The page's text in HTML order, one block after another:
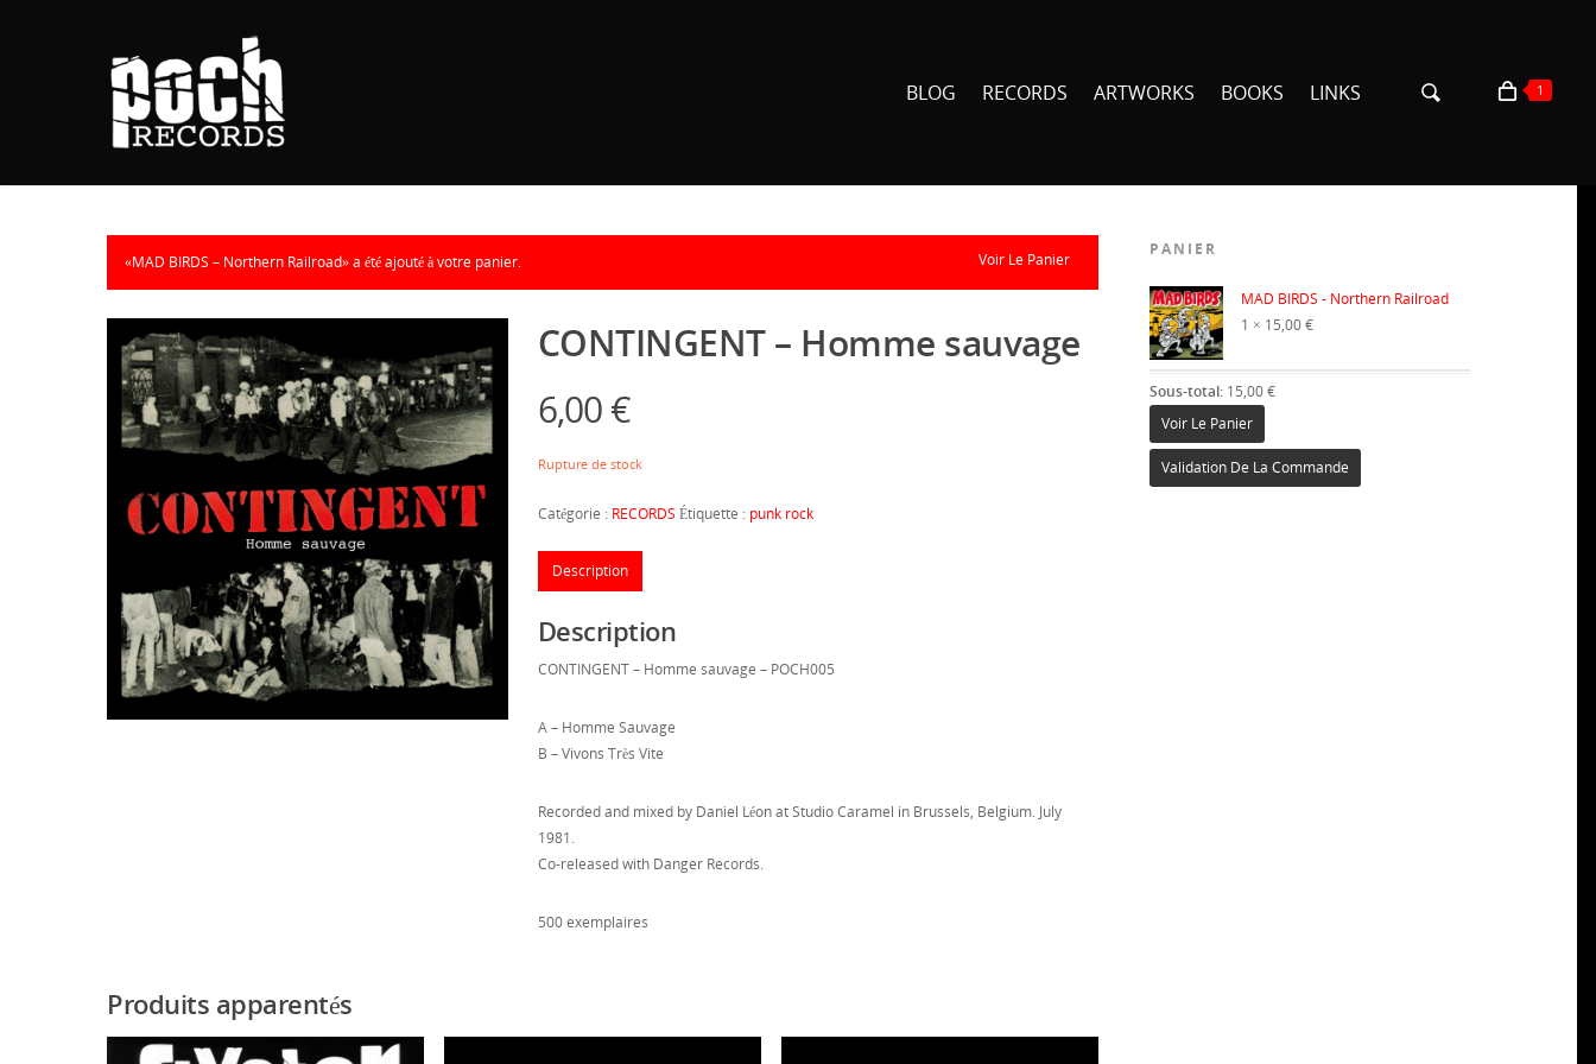
BLOG RECORDS ARTWORKS BOOKS LINKS 1
Voir Le Panier
«MAD BIRDS – Northern Railroad» a été ajouté à votre panier.
CONTINGENT – Homme sauvage
6,00€
Rupture de stock
Catégorie : RECORDS Étiquette : punk rock
Description
Description
CONTINGENT – Homme sauvage – POCH005
A – Homme Sauvage
B – Vivons Très Vite
Recorded and mixed by Daniel Léon at Studio Caramel in Brussels, Belgium. July
1981.
Co-released with Danger Records.
500 exemplaires
Produits apparentés
PANIER
×
MAD BIRDS - Northern Railroad
1 × 15,00€
Sous-total: 15,00€
Voir Le Panier
Validation De La Commande